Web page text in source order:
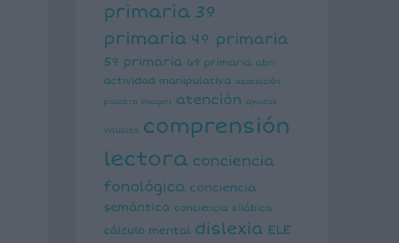
primaria 3º
primaria 4º primaria
5º primaria 6º primaria abn
actividad manipulativa asociación
palabra imagen atención ayudas
visuales
comprensión
lectora conciencia
fonológica conciencia
semántica conciencia silábica
cálculo mental dislexia ELE